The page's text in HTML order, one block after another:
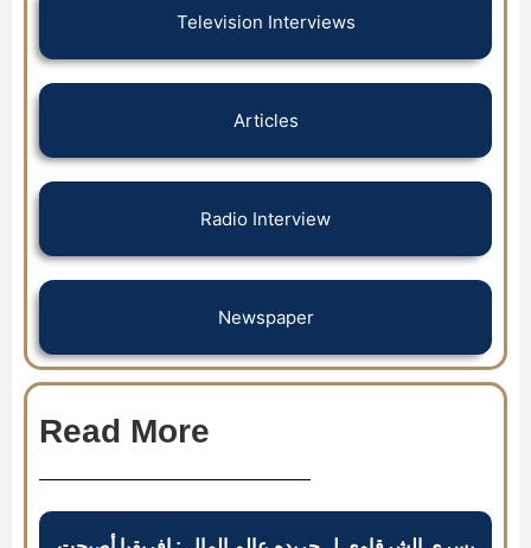
Television Interviews
Articles
Radio Interview
Newspaper
Read More